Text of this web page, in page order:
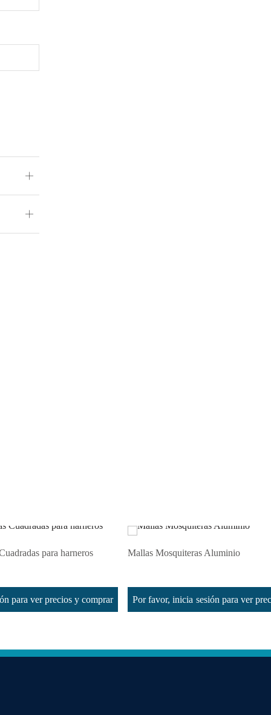
para harneros
para ver precios y comprar
Mallas Mosquiteras Aluminio
Por favor, inicia sesión para ver